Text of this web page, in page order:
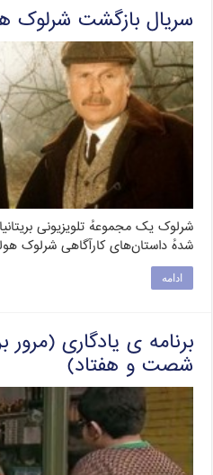
سریال بازگشت شرلوک
شرلوک یک مجموعهٔ تلویزیونی
شدهٔ داستان‌های کارآگاهی شرلوک
ادامه
برنامه ی یادگاری
شصت و هفتاد)